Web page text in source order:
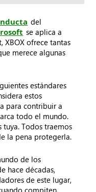
del
se aplica a
ofrece tantas
merece algunas
estándares
estos
para contribuir a
todo el mundo.
tuya. Todos traemos
la pena protegerla.
de los
hace décadas,
de este lugar,
compiten.